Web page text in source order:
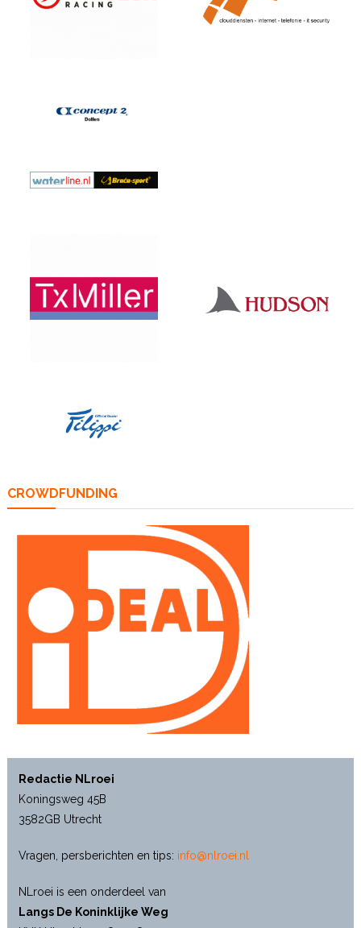
CROWDFUNDING
Redactie NLroei
Koningsweg 45B
3582GB Utrecht
Vragen, persberichten en tips: info@nlroei.nl
NLroei is een onderdeel van
Langs De Koninklijke Weg